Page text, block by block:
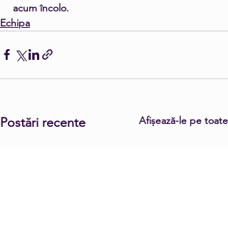
acum încolo.
Echipa
Postări recente Afișează-le pe toate